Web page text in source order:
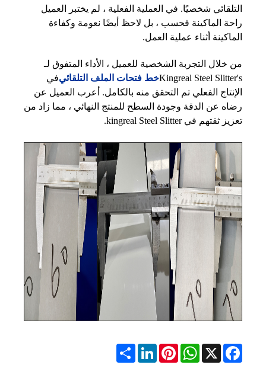
التلقائي شخصيًا. في العملية الفعلية ، لم يختبر العميل
راحة الماكينة فحسب ، بل لاحظ أيضًا نعومة وكفاءة
الماكينة أثناء عملية العمل.
من خلال التجربة الشخصية للعميل ، الأداء المتفوق لـ
Kingreal Steel Slitter'sخط فتحات الملف التلقائيفي
الإنتاج الفعلي تم التحقق منه بالكامل. أعرب العميل عن
رضاه عن الدقة وجودة السطح للمنتج النهائي ، مما زاد من
تعزيز ثقتهم في kingreal Steel Slitter.
Facebook
X
WhatsApp
Pinterest
LinkedIn
Share